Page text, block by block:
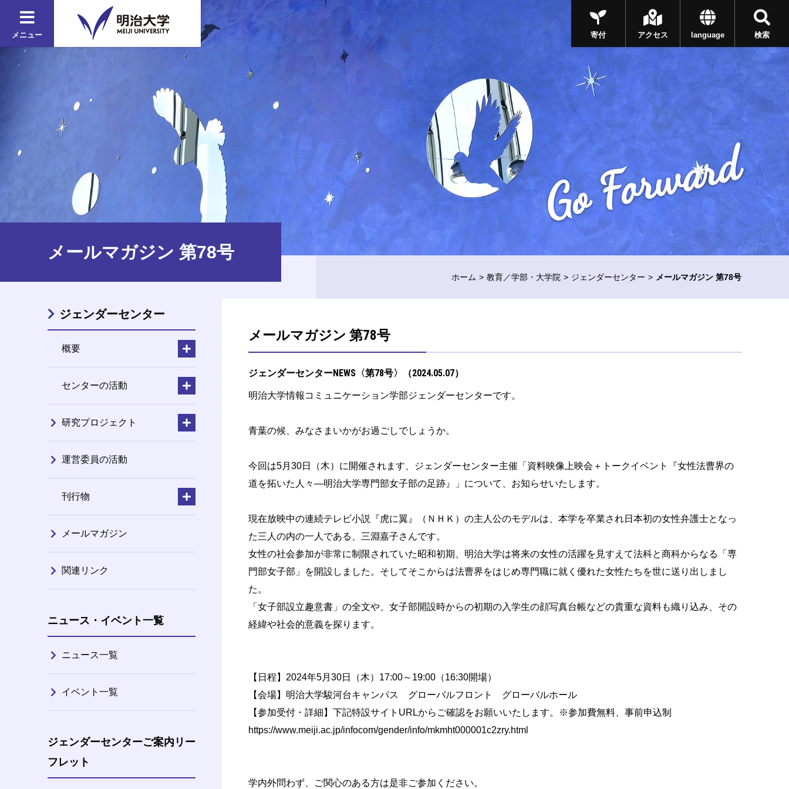
メニュー 検索
language
アクセス
寄付
Go Forward
メールマガジン 第78号
ホーム 教育／学部・大学院 ジェンダーセンター メールマガジン 第78号
メールマガジン 第78号
ジェンダーセンターNEWS〈第78号〉（2024.05.07）
明治大学情報コミュニケーション学部ジェンダーセンターです。
青葉の候、みなさまいかがお過ごしでしょうか。
今回は5月30日（木）に開催されます、ジェンダーセンター主催「資料映像上映会＋トークイベント『女性法曹界の
道を拓いた人々—明治大学専門部女子部の足跡』」について、お知らせいたします。
現在放映中の連続テレビ小説『虎に翼』（ＮＨＫ）の主人公のモデルは、本学を卒業され日本初の女性弁護士となっ
た三人の内の一人である、三淵嘉子さんです。
女性の社会参加が非常に制限されていた昭和初期、明治大学は将来の女性の活躍を見すえて法科と商科からなる「専
門部女子部」を開設しました。そしてそこからは法曹界をはじめ専門職に就く優れた女性たちを世に送り出しまし
た。
「女子部設立趣意書」の全文や、女子部開設時からの初期の入学生の顔写真台帳などの貴重な資料も織り込み、その
経緯や社会的意義を探ります。
【日程】2024年5月30日（木）17:00～19:00（16:30開場）
【会場】明治大学駿河台キャンパス グローバルフロント グローバルホール
【参加受付・詳細】下記特設サイトURLからご確認をお願いいたします。※参加費無料、事前申込制
https://www.meiji.ac.jp/infocom/gender/info/mkmht000001c2zry.html
学内外問わず、ご関心のある方は是非ご参加ください。
ジェンダーセンター
概要
センターの活動
研究プロジェクト
運営委員の活動
刊行物
メールマガジン
関連リンク
ニュース・イベント一覧
ニュース一覧
イベント一覧
ジェンダーセンターご案内リー
フレット